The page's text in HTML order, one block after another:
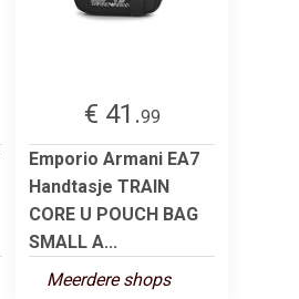
€ 41.99
Emporio Armani EA7
Handtasje TRAIN
CORE U POUCH BAG
SMALL A...
Meerdere shops